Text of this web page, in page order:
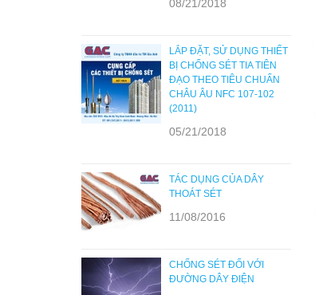
08/21/2018
LẮP ĐẶT, SỬ DỤNG THIẾT
BỊ CHỐNG SÉT TIA TIÊN
ĐẠO THEO TIÊU CHUẨN
CHÂU ÂU NFC 107-102
(2011)
05/21/2018
TÁC DỤNG CỦA DÂY
THOÁT SÉT
11/08/2016
CHỐNG SÉT ĐỐI VỚI
ĐƯỜNG DÂY ĐIỆN